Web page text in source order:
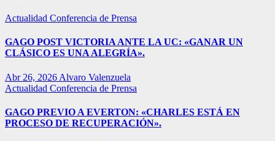
Actualidad Conferencia de Prensa
GAGO POST VICTORIA ANTE LA UC: «GANAR UN
CLÁSICO ES UNA ALEGRÍA».
Abr 26, 2026 Alvaro Valenzuela
Actualidad Conferencia de Prensa
GAGO PREVIO A EVERTON: «CHARLES ESTÁ EN
PROCESO DE RECUPERACIÓN».